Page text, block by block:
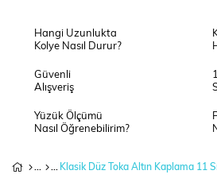
Hangi Uzunlukta
Kolye Nasıl Durur?
Güvenli
Alışveriş
Yüzük Ölçümü
Nasıl Öğrenebilirim?
Klasik Düz Toka Altın Kaplama 11